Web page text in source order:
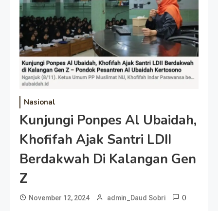
Nasional
Kunjungi Ponpes Al Ubaidah,
Khofifah Ajak Santri LDII
Berdakwah Di Kalangan Gen
Z
November 12, 2024 admin_Daud Sobri 0